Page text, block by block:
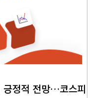
긍정적 전망…코스피